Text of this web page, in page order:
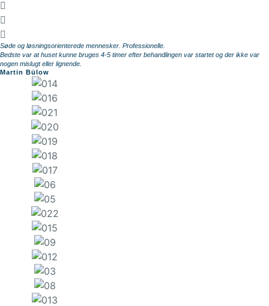
Søde og løsningsorienterede mennesker. Professionelle.
Bedste var at huset kunne bruges 4-5 timer efter behandlingen var startet og der ikke var
nogen mislugt eller lignende.
Martin Bülow